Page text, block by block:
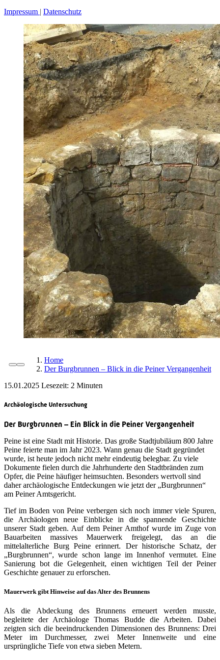
Impressum Datenschutz
Home
Der Burgbrunnen – Blick in die Peiner Vergangenheit
15.01.2025 Lesezeit:
Archäologische Untersuchung
Der Burgbrunnen – Ein Blick in die Peiner Vergangenheit
Peine ist eine Stadt mit Historie. Das große Stadtjubiläum 800 Jahre
Peine feierte man im Jahr 2023. Wann genau die Stadt gegründet
wurde, ist heute jedoch nicht mehr eindeutig belegbar. Zu viele
Dokumente fielen durch die Jahrhunderte den Stadtbränden zum
Opfer, die Peine häufiger heimsuchten. Besonders wertvoll sind
daher archäologische Entdeckungen wie jetzt der „Burgbrunnen“
am Peiner Amtsgericht.
Tief im Boden von Peine verbergen sich noch immer viele Spuren,
die Archäologen neue Einblicke in die spannende Geschichte
unserer Stadt geben. Auf dem Peiner Amthof wurde im Zuge von
Bauarbeiten massives Mauerwerk freigelegt, das an die
mittelalterliche Burg Peine erinnert. Der historische Schatz, der
„Burgbrunnen“, wurde schon lange im Innenhof vermutet. Eine
Sanierung bot die Gelegenheit, einen wichtigen Teil der Peiner
Geschichte genauer zu erforschen.
Mauerwerk gibt Hinweise auf das Alter des Brunnens
Als die Abdeckung des Brunnens erneuert werden musste,
begleitete der Archäologe Thomas Budde die Arbeiten. Dabei
zeigten sich die beeindruckenden Dimensionen des Brunnens: Drei
Meter im Durchmesser, zwei Meter Innenweite und eine
ursprüngliche Tiefe von etwa sieben Metern.